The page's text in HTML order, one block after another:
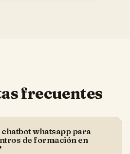
frecuentes
chatbot whatsapp para
de formación en